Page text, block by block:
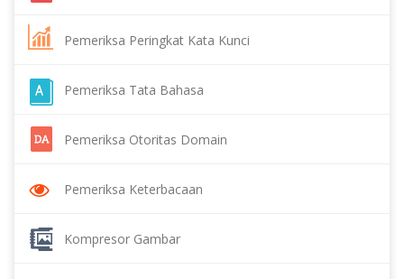
Pemeriksa Peringkat Kata Kunci
Pemeriksa Tata Bahasa
Pemeriksa Otoritas Domain
Pemeriksa Keterbacaan
Kompresor Gambar